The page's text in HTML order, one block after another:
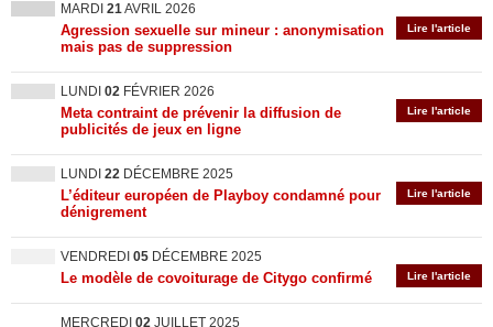
MARDI 21AVRIL 2026
Lire l'article
Agression sexuelle sur mineur : anonymisation
mais pas de suppression
LUNDI 02 FÉVRIER 2026
Lire l'article
Meta contraint de prévenir la diffusion de
publicités de jeux en ligne
LUNDI 22 DÉCEMBRE 2025
Lire l'article
L’éditeur européen de Playboy condamné pour
dénigrement
VENDREDI 05 DÉCEMBRE 2025
Lire l'article
Le modèle de covoiturage de Citygo confirmé
MERCREDI 02 JUILLET 2025